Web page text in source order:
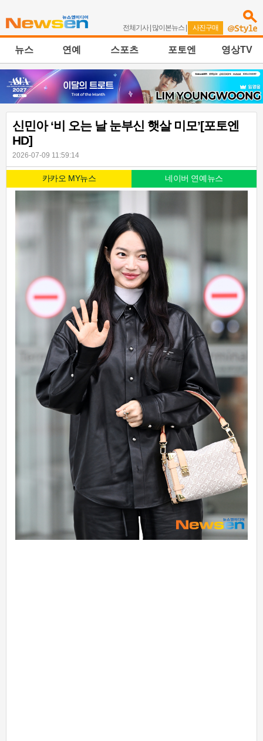
전체기사| 많이본뉴스 | 사진구매
뉴스 연예 스포츠 포토엔 영상TV
신민아 ‘비 오는 날 눈부신 햇살 미모’[포토엔
HD]
2026-07-09 11:59:14
카카오 MY뉴스 네이버 연예뉴스